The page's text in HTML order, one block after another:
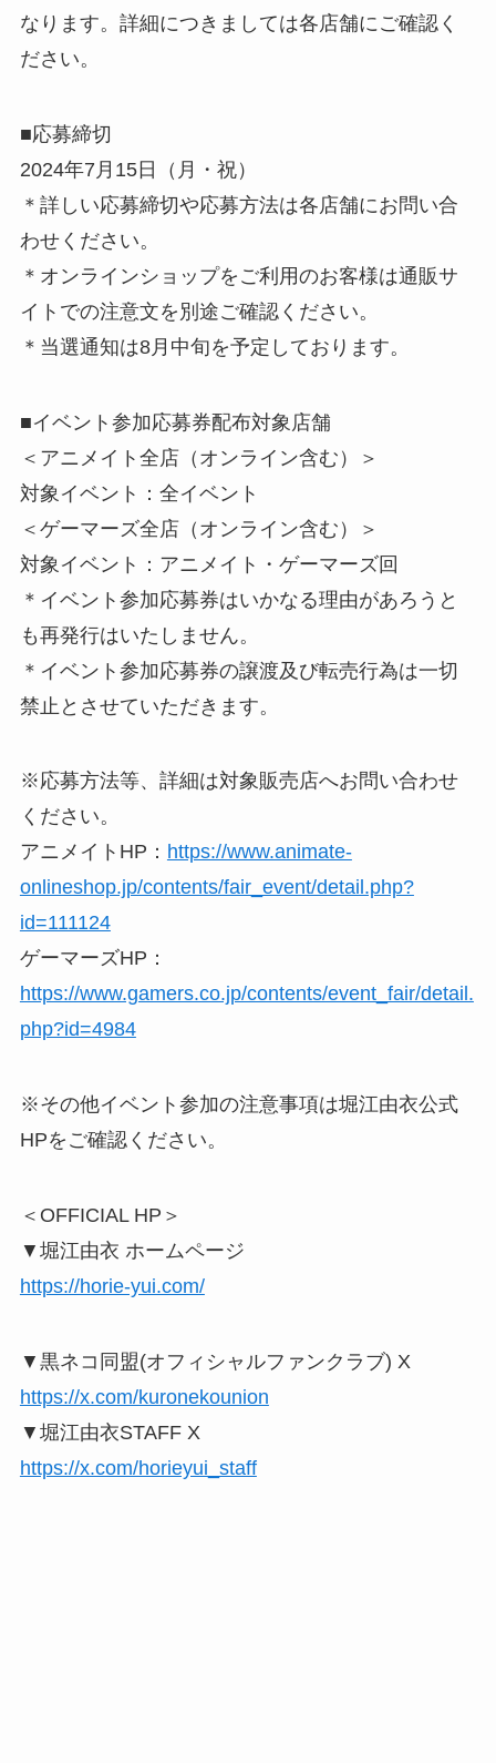
なります。詳細につきましては各店舗にご確認く
ださい。
■応募締切
2024年7月15日（月・祝）
＊詳しい応募締切や応募方法は各店舗にお問い合
わせください。
＊オンラインショップをご利用のお客様は通販サ
イトでの注意文を別途ご確認ください。
＊当選通知は8月中旬を予定しております。
■イベント参加応募券配布対象店舗
＜アニメイト全店（オンライン含む）＞
対象イベント：全イベント
＜ゲーマーズ全店（オンライン含む）＞
対象イベント：アニメイト・ゲーマーズ回
＊イベント参加応募券はいかなる理由があろうと
も再発行はいたしません。
＊イベント参加応募券の譲渡及び転売行為は一切
禁止とさせていただきます。
※応募方法等、詳細は対象販売店へお問い合わせ
ください。
アニメイトHP： https://www.animate-
onlineshop.jp/contents/fair_event/detail.php?
id=111124
ゲーマーズHP：
https://www.gamers.co.jp/contents/event_fair/detail.
php?id=4984
※その他イベント参加の注意事項は堀江由衣公式
HPをご確認ください。
＜OFFICIAL HP＞
▼堀江由衣 ホームページ
https://horie-yui.com/
▼黒ネコ同盟(オフィシャルファンクラブ) X
https://x.com/kuronekounion
▼堀江由衣STAFF X
https://x.com/horieyui_staff